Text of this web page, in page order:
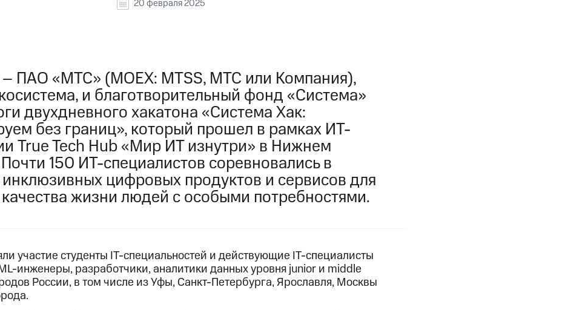
20 февраля 2025
ПАО «МТС» (MOEX: MTSS, МТС или Компания),
и благотворительный фонд «Система»
двухдневного хакатона «Система Хак:
без границ», который прошел в рамках ИТ-
True Tech Hub «Мир ИТ изнутри» в Нижнем
150 ИТ-специалистов соревновались в
инклюзивных цифровых продуктов и сервисов для
жизни людей с особыми потребностями.
участие студенты IT-специальностей и действующие IT-специалисты
инженеры, разработчики, аналитики данных уровня junior и middle
России, в том числе из Уфы, Санкт-Петербурга, Ярославля, Москвы